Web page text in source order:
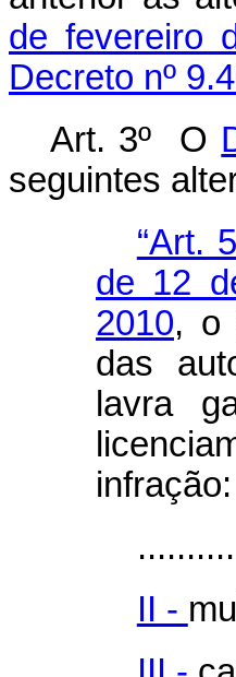
de fevereiro
Decreto nº
Art. 3º O
seguintes
“Art.
de 12
2010, o
das
lavra
infração:
II -